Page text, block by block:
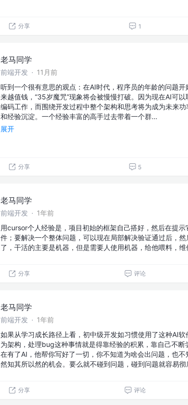
分享 1
老马同学
前端开发 · 11月前
听到一个很有意思的观点：在AI时代，程序员的年龄的问题
来越值钱，“35岁魔咒”现象将会被慢慢打破。因为现在AI可
编码工作，而围绕开发过程中整个架构和思考将为成为未来
和经验沉淀。一个经验丰富的高手过去带着一个群…
展开
分享 5
老马同学
前端开发 · 1年前
用cursor个人经验是，项目初始的框架自己搭好，然后在提
件；要解决一个整体问题，可以现在局部解决验证通过后，
了，干活的主要是机器，但是需要人使用机器，给他喂料，维
分享 评论
老马同学
前端开发 · 1年前
如果从学习成长路径上看，初中级开发如习惯使用了这种AI
为架构，处理bug这种事情就是得靠经验的积累，靠自己不
在有了AI，他帮你写好了一切，你不知道为啥会出问题，也
然知其所以然的机会。要么就不碰到问题，碰到问题就容易彻
分享 评论